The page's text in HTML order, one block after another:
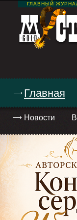
ГЛАВНЫЙ
Главная
Новости